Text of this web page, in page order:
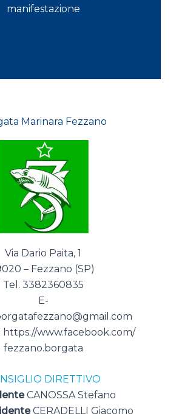
manifestazione
Marinara Fezzano
Via Dario Paita, 1
– Fezzano (SP)
Tel. 3382360835
E-
https://www.facebook.com/
fezzano.borgata
DIRETTIVO
CANOSSA Stefano
CERADELLI Giacomo